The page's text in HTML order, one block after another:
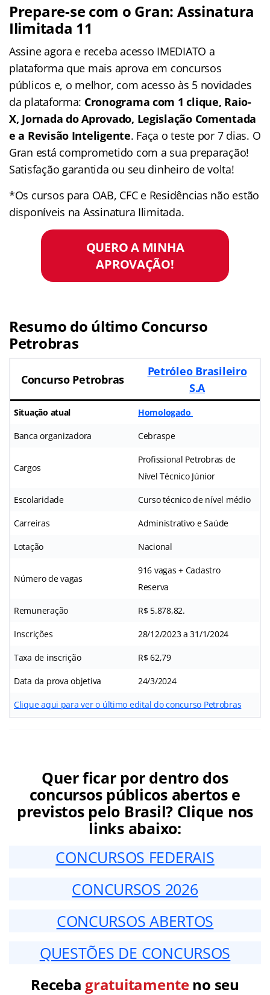
Prepare-se com o Gran: Assinatura
Ilimitada 11
Assine agora e receba acesso IMEDIATO a
plataforma que mais aprova em concursos
públicos e, o melhor, com acesso às 5 novidades
da plataforma: Cronograma com 1 clique, Raio-
X, Jornada do Aprovado, Legislação Comentada
e a Revisão Inteligente. Faça o teste por 7 dias. O
Gran está comprometido com a sua preparação!
Satisfação garantida ou seu dinheiro de volta!
*Os cursos para OAB, CFC e Residências não estão
disponíveis na Assinatura Ilimitada.
QUERO A MINHA
APROVAÇÃO!
Resumo do último Concurso
Petrobras
Concurso Petrobras
Petróleo Brasileiro
S.A
Situação atual Homologado
Banca organizadora Cebraspe
Cargos
Profissional Petrobras de
Nível Técnico Júnior
Escolaridade Curso técnico de nível médio
Carreiras Administrativo e Saúde
Lotação Nacional
Número de vagas
916 vagas + Cadastro
Reserva
Remuneração R$ 5.878,82.
Inscrições 28/12/2023 a 31/1/2024
Taxa de inscrição R$ 62,79
Data da prova objetiva 24/3/2024
Clique aqui para ver o último edital do concurso Petrobras
Quer ficar por dentro dos
concursos públicos abertos e
previstos pelo Brasil? Clique nos
links abaixo:
CONCURSOS FEDERAIS
CONCURSOS 2026
CONCURSOS ABERTOS
QUESTÕES DE CONCURSOS
Receba gratuitamenteno seu